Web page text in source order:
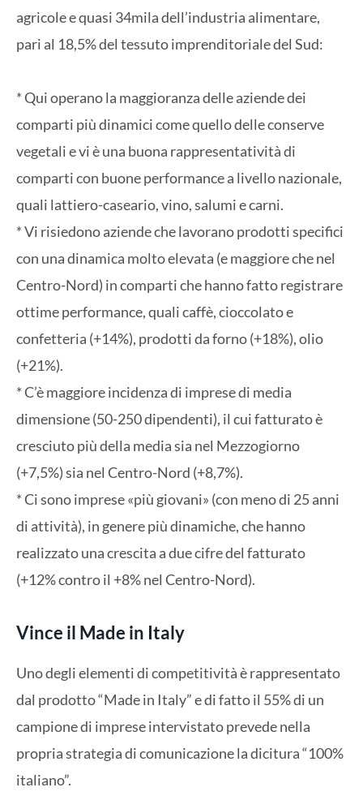
agricole e quasi 34mila dell’industria alimentare,
pari al 18,5% del tessuto imprenditoriale del Sud:
* Qui operano la maggioranza delle aziende dei
comparti più dinamici come quello delle conserve
vegetali e vi è una buona rappresentatività di
comparti con buone performance a livello nazionale,
quali lattiero-caseario, vino, salumi e carni.
* Vi risiedono aziende che lavorano prodotti specifici
con una dinamica molto elevata (e maggiore che nel
Centro-Nord) in comparti che hanno fatto registrare
ottime performance, quali caffè, cioccolato e
confetteria (+14%), prodotti da forno (+18%), olio
(+21%).
* C’è maggiore incidenza di imprese di media
dimensione (50-250 dipendenti), il cui fatturato è
cresciuto più della media sia nel Mezzogiorno
(+7,5%) sia nel Centro-Nord (+8,7%).
* Ci sono imprese «più giovani» (con meno di 25 anni
di attività), in genere più dinamiche, che hanno
realizzato una crescita a due cifre del fatturato
(+12% contro il +8% nel Centro-Nord).
Vince il Made in Italy
Uno degli elementi di competitività è rappresentato
dal prodotto “Made in Italy” e di fatto il 55% di un
campione di imprese intervistato prevede nella
propria strategia di comunicazione la dicitura “100%
italiano”.